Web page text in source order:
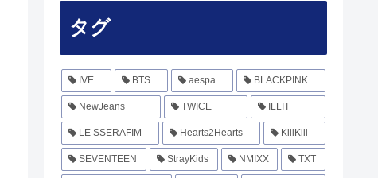
タグ
IVE BTS aespa BLACKPINK
NewJeans TWICE ILLIT
LE SSERAFIM Hearts2Hearts KiiiKiii
SEVENTEEN StrayKids NMIXX TXT